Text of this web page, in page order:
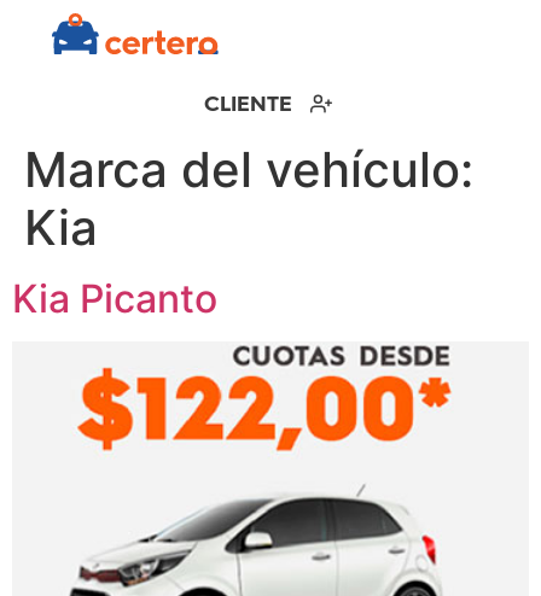
CLIENTE
Marca del vehículo:
Kia
Kia Picanto